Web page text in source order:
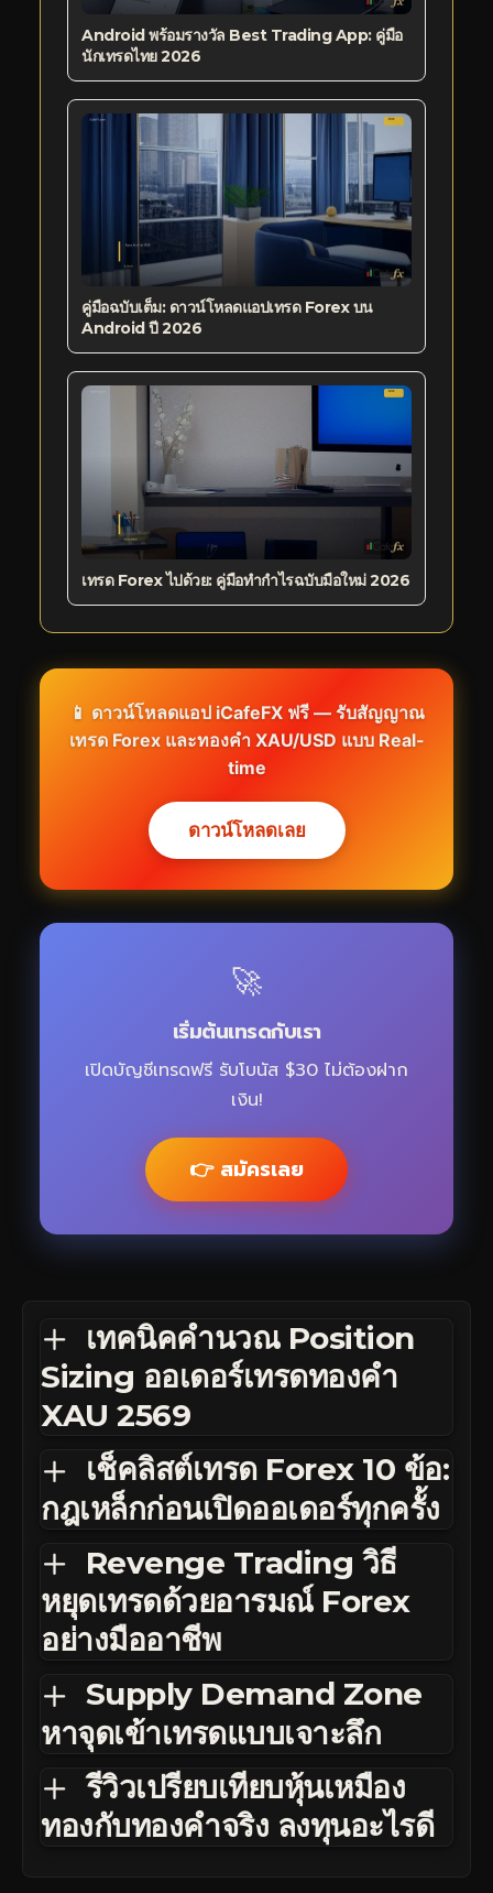
Android พร้อมรางวัล Best Trading App: คู่มือ
นักเทรดไทย 2026
คู่มือฉบับเต็ม: ดาวน์โหลดแอปเทรด Forex บน
Android ปี 2026
เทรด Forex ไปด้วย: คู่มือทำกำไรฉบับมือใหม่ 2026
📱 ดาวน์โหลดแอป iCafeFX ฟรี — รับสัญญาณ
เทรด Forex และทองคำ XAU/USD แบบ Real-
time
ดาวน์โหลดเลย
🚀
เริ่มต้นเทรดกับเรา
เปิดบัญชีเทรดฟรี รับโบนัส $30 ไม่ต้องฝาก
เงิน!
👉 สมัครเลย
เทคนิคคำนวณ Position
Sizing ออเดอร์เทรดทองคำ
XAU 2569
เช็คลิสต์เทรด Forex 10 ข้อ:
กฎเหล็กก่อนเปิดออเดอร์ทุกครั้ง
Revenge Trading วิธี
หยุดเทรดด้วยอารมณ์ Forex
อย่างมืออาชีพ
Supply Demand Zone
หาจุดเข้าเทรดแบบเจาะลึก
รีวิวเปรียบเทียบหุ้นเหมือง
ทองกับทองคำจริง ลงทุนอะไรดี